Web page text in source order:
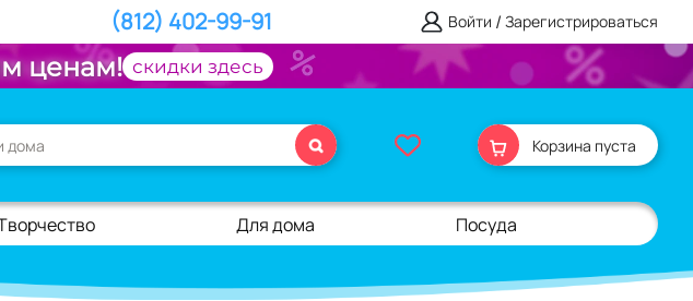
(812) 402-99-91 Войти / Зарегистрироваться
ценам! скидки здесь
Корзина пуста
Для дома Посуда